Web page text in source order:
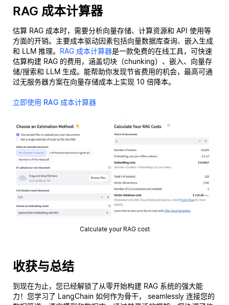
RAG 成本计算器
估算 RAG 成本时，需要分析向量存储、计算资源和 API 使用等
方面的开销。主要成本驱动因素包括向量数据库查询、嵌入生成
和 LLM 推理。 RAG 成本计算器是一款免费的在线工具，可快速
估算构建 RAG 的费用，涵盖切块（chunking）、嵌入、向量存
储/搜索和 LLM 生成。能帮助你发现节省费用的机会，最高可通
过无服务器方案在向量存储成本上实现 10 倍降本。
立即使用 RAG 成本计算器
Calculate your RAG cost
收获与总结
到现在为止，您已经解锁了从零开始构建 RAG 系统的强大能
力！您学习了 LangChain 如何作为骨干， seamlessly 连接您的